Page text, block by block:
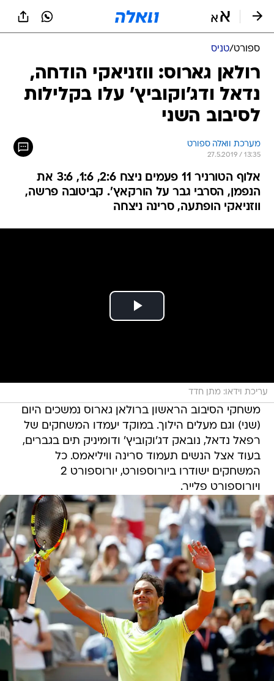
ספורט/טניס
רולאן גארוס: ווזניאקי הודחה,
נדאל ודג'וקוביץ' עלו בקלילות
לסיבוב השני
מערכת וואלה ספורט
27.5.2019 / 13:35
אלוף הטורניר 11 פעמים ניצח 2:6, 1:6, 3:6 את
הנפמן, הסרבי גבר על הורקאץ'. קביטובה פרשה,
ווזניאקי הופתעה, סרינה ניצחה
עריכת וידאו: מתן חדד
משחקי הסיבוב הראשון ברולאן גארוס נמשכים היום
(שני) וגם מעלים הילוך. במוקד יעמדו המשחקים של
רפאל נדאל, נובאק דג'וקוביץ' ודומיניק תים בגברים,
בעוד אצל הנשים תעמוד סרינה וויליאמס. כל
המשחקים ישודרו ביורוספורט, יורוספורט 2
ויורוספורט פלייר.